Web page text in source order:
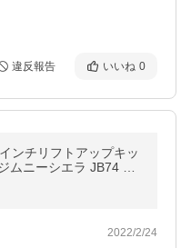
違反報告 いいね 0
ンチリフトアップキッ
ムニーシエラ JB74 サ
2022/2/24